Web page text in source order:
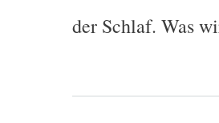
der Schlaf. Was